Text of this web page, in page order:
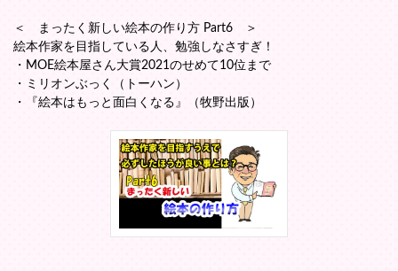
＜ まったく新しい絵本の作り方 Part6 ＞
絵本作家を目指している人、勉強しなさすぎ！
・MOE絵本屋さん大賞2021のせめて10位まで
・ミリオンぶっく（トーハン）
・『絵本はもっと面白くなる』（牧野出版）